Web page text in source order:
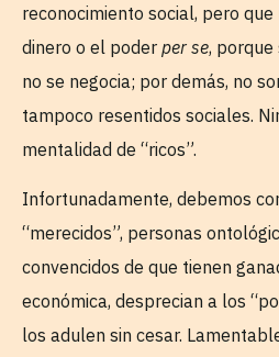
reconocimiento social, pero
dinero o el poder per se, porque
no se negocia; por demás, no
tampoco resentidos sociales.
mentalidad de “ricos”.
Infortunadamente, debemos
“merecidos”, personas
convencidos de que tienen
económica, desprecian a los
los adulen sin cesar.